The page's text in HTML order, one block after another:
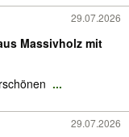
29.07.2026
Massivholz mit
...
29.07.2026